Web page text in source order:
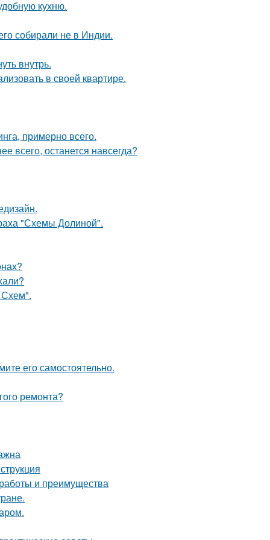
кухню.
собирали не в Индии.
внутрь.
в своей квартире.
примерно всего.
всего, останется навсегда?
"Схемы Долиной".
Схем".
его самостоятельно.
ремонта?
и преимущества